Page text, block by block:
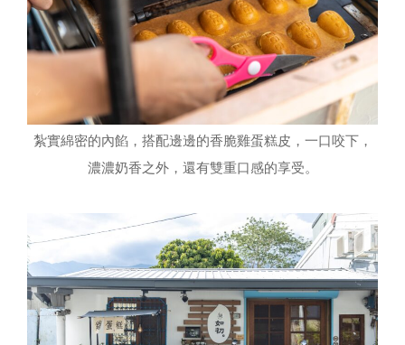
紮實綿密的內餡，搭配邊邊的香脆雞蛋糕皮，一口咬下，
濃濃奶香之外，還有雙重口感的享受。